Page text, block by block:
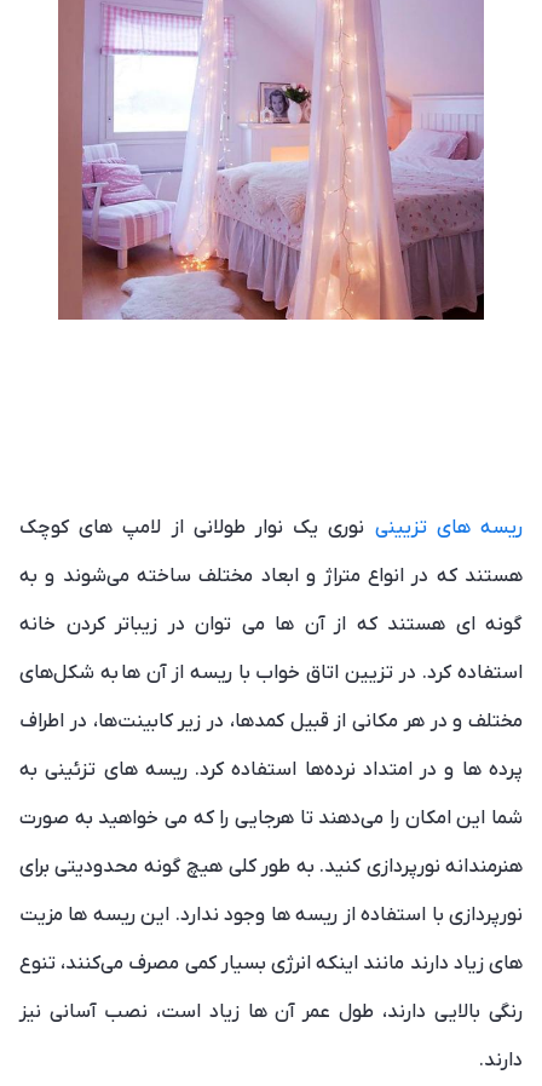
ریسه های تزیینی نوری یک نوار طولانی از لامپ های کوچک
هستند که در انواع متراژ و ابعاد مختلف ساخته می‌شوند و به
گونه ای هستند که از آن ها می توان در زیباتر کردن خانه
استفاده کرد. در تزیین اتاق خواب با ریسه از آن ها به شکل‌های
مختلف و در هر مکانی از قبیل کمدها، در زیر کابینت‌ها، در اطراف
پرده ها و در امتداد نرده‌ها استفاده کرد. ریسه های تزئینی به
شما این امکان را می‌دهند تا هرجایی را که می خواهید به صورت
هنرمندانه نورپردازی کنید. به طور کلی هیچ گونه محدودیتی برای
نورپردازی با استفاده از ریسه ها وجود ندارد. این ریسه ها مزیت
های زیاد دارند مانند اینکه انرژی بسیار کمی مصرف می‌کنند، تنوع
رنگی بالایی دارند، طول عمر آن ها زیاد است، نصب آسانی نیز
دارند.